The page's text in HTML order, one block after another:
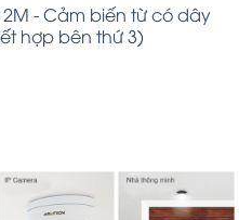
- Cảm biến từ có dây
hợp bên thứ 3)